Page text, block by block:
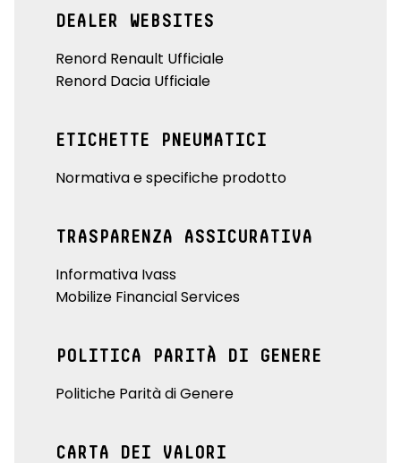
DEALER WEBSITES
Renord Renault Ufficiale
Renord Dacia Ufficiale
ETICHETTE PNEUMATICI
Normativa e specifiche prodotto
TRASPARENZA ASSICURATIVA
Informativa Ivass
Mobilize Financial Services
POLITICA PARITÀ DI GENERE
Politiche Parità di Genere
CARTA DEI VALORI